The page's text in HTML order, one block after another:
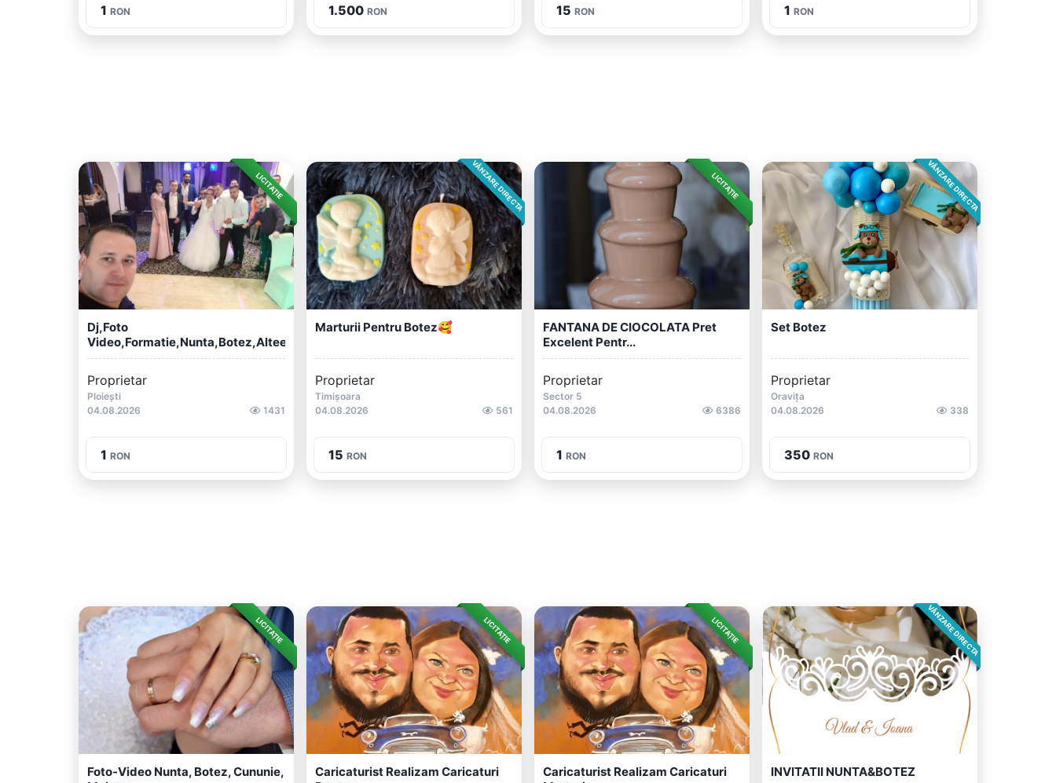
1 RON 1.500 RON 15 RON 1 RON
LICITAȚIE
Dj,foto
Video,formatie,nunta,botez,altee...
Proprietar
Ploiești
04.08.2026
1431
1 RON
VÂNZARE DIRECTA
Marturii Pentru Botez🥰
Proprietar
Timișoara
04.08.2026
561
15 RON
LICITAȚIE
FANTANA DE CIOCOLATA Pret
Excelent Pentr...
Proprietar
Sector 5
04.08.2026
6386
1 RON
VÂNZARE DIRECTA
Set Botez
Proprietar
Oravița
04.08.2026
338
350 RON
LICITAȚIE
Foto-Video Nunta, Botez, Cununie,
LICITAȚIE
Caricaturist Realizam Caricaturi
LICITAȚIE
Caricaturist Realizam Caricaturi
VÂNZARE DIRECTA
INVITATII NUNTA&BOTEZ